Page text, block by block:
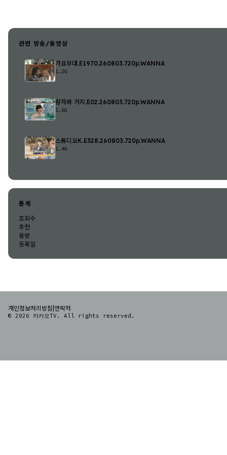
관련 방송/동영상
가요무대.E1970.260803.720p.WANNA
1.2G
왕자와 거지.E02.260803.720p.WANNA
1.6G
스튜디오K.E328.260803.720p.WANNA
1.4G
통계
조회수
추천
용량
등록일
개인정보처리방침 연락처
© 2026 카카오TV. All rights reserved.